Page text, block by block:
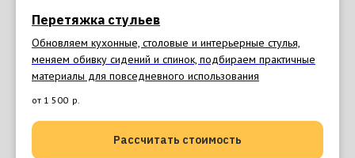
Перетяжка стульев
Обновляем кухонные, столовые и интерьерные стулья,
меняем обивку сидений и спинок, подбираем практичные
материалы для повседневного использования
от 1 500 р.
Рассчитать стоимость